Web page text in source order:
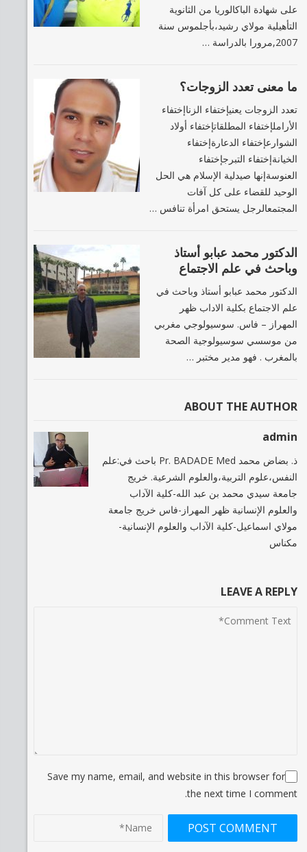
على شهادة الباكالوريا من الثانوية
التأهيلية مولاي رشيد،بأجلموس سنة
2007,مرورا بالدراسة …
ما معنى تعدد الزوجات؟
‏تعدد الزوجات يعني‏إختفاء الزنا‏إختفاء
الأرامل‏إختفاء المطلقات‏إختفاء أولاد
الشوارع‏إختفاء الدعارة‏إختفاء
الخيانة‏إختفاء التبرج‏إختفاء
العنوسة‏إنها صيدلية الإسلام‏ هي الحل
الوحيد‏ للقضاء على كل آفات
المجتمعالرجل يستحق امرأة تنافس …
الدكتور محمد عبابو أستاذ
وباحث في علم الاجتماع
الدكتور محمد عبابو أستاذ وباحث في
علم الاجتماع بكلية الاداب ظهر
المهراز – فاس. سوسيولوجي مغربي
من موسسي سوسيولوجية الصحة
بالمغرب . فهو مدير مختبر …
ABOUT THE AUTHOR
admin
ذ. بضاض محمد Pr. BADADE Med باحث في:علم
النفس،علوم التربية،والعلوم الشرعية. خريج
جامعة سيدي محمد بن عبد الله-كلية الآداب
والعلوم الإنسانية ظهر المهراز-فاس خريج جامعة
مولاي اسماعيل-كلية الآداب والعلوم الإنسانية-
مكناس
LEAVE A REPLY
Save my name, email, and website in this browser for
the next time I comment.